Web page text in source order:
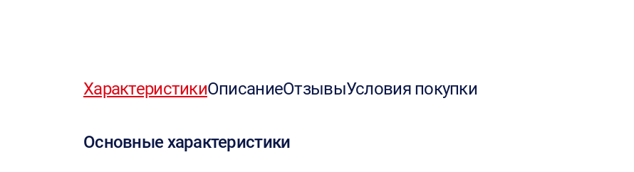
ХарактеристикиОписаниеОтзывыУсловия покупки
Основные характеристики